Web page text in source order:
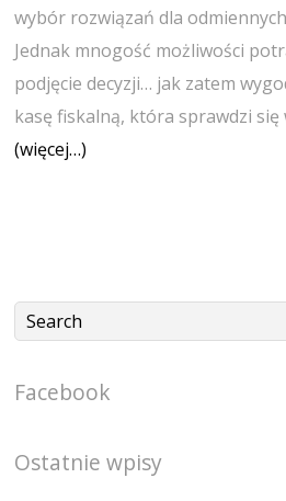
wybór rozwiązań dla
Jednak mnogość możliwości
podjęcie decyzji… jak zatem
kasę fiskalną, która sprawdzi się
(więcej…)
Facebook
Ostatnie wpisy